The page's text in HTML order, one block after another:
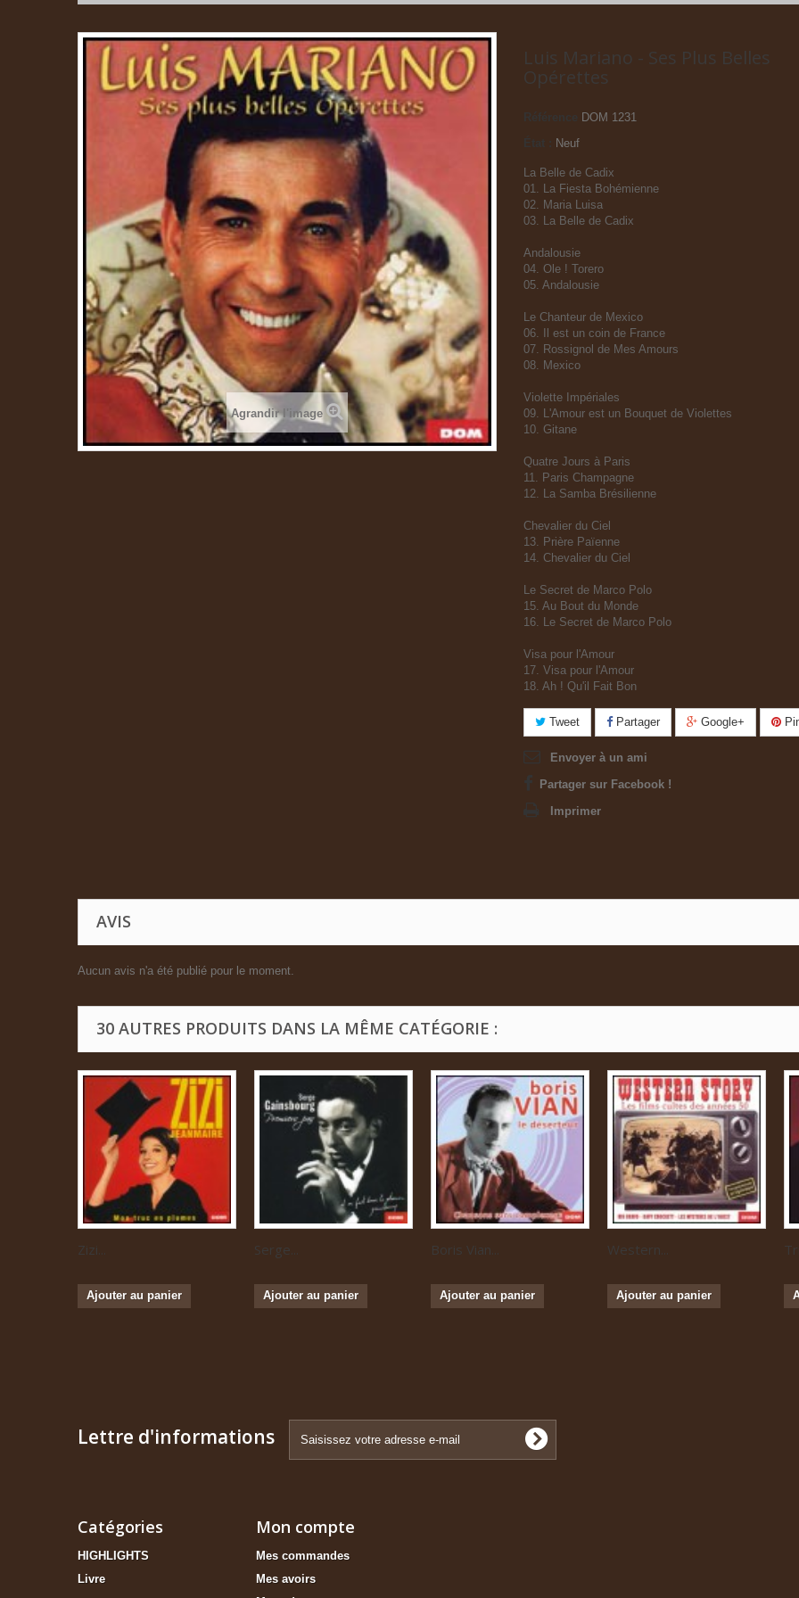
Agrandir l'image
Luis Mariano - Ses Plus Belles
Opérettes
Référence
DOM 1231
Neuf
La Belle de Cadix
01. La Fiesta Bohémienne
02. Maria Luisa
03. La Belle de Cadix
Andalousie
04. Ole ! Torero
05. Andalousie
Le Chanteur de Mexico
06. Il est un coin de France
07. Rossignol de Mes Amours
08. Mexico
Violette Impériales
09. L'Amour est un Bouquet de Violettes
10. Gitane
Quatre Jours à Paris
11. Paris Champagne
12. La Samba Brésilienne
Chevalier du Ciel
13. Prière Païenne
14. Chevalier du Ciel
Le Secret de Marco Polo
15. Au Bout du Monde
16. Le Secret de Marco Polo
Visa pour l'Amour
17. Visa pour l'Amour
18. Ah ! Qu'il Fait Bon
Tweet Partager Google+
Envoyer à un ami
Partager sur Facebook !
Imprimer
AVIS
Aucun avis n'a été publié pour le moment.
30 AUTRES PRODUITS DANS LA MÊME CATÉGORIE :
Zizi...
Ajouter au panier
Serge...
Ajouter au panier
Boris Vian...
Ajouter au panier
Western...
Ajouter au panier
Lettre d'informations
Catégories
HIGHLIGHTS
Livre
Mon compte
Mes commandes
Mes avoirs